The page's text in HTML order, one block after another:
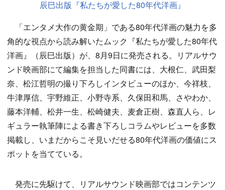
辰巳出版『私たちが愛した80年代洋画』
「エンタメ大作の黄金期」である80年代洋画の魅力を多
角的な視点から読み解いたムック『私たちが愛した80年代
洋画』（辰巳出版）が、8月9日に発売される。リアルサウ
ンド映画部にて編集を担当した同書には、大根仁、武田梨
奈、松江哲明の撮り下ろしインタビューのほか、今祥枝、
牛津厚信、宇野維正、小野寺系、久保田和馬、さやわか、
藤本洋輔、松井一生、松崎健夫、麦倉正樹、森直人ら、レ
ギュラー執筆陣による書き下ろしコラムやレビューを多数
掲載し、いまだからこそ見いだせる80年代洋画の価値にス
ポットを当てている。
発売に先駆けて、リアルサウンド映画部ではコンテンツ